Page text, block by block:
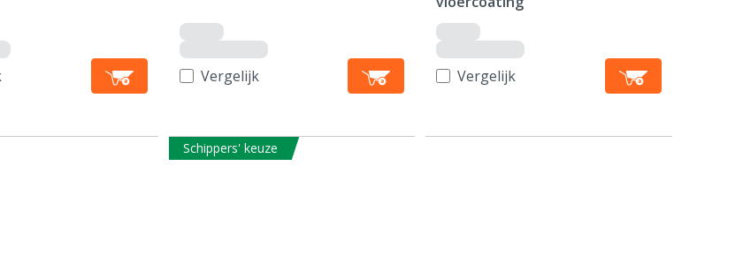
Vergelijk Vergelijk
Schippers' keuze